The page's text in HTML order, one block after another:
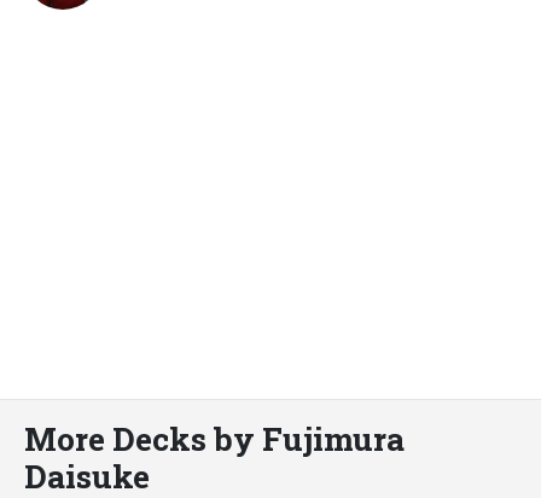
More Decks by Fujimura
Daisuke